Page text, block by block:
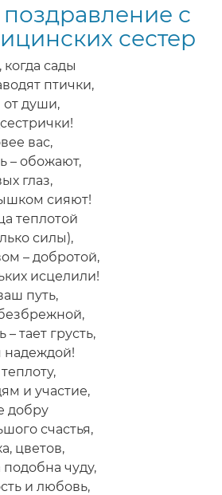
с
сестер
сады
птички,
души,
вас,
– обожают,
глаз,
сияют!
теплотой
силы),
– добротой,
исцелили!
путь,
тает грусть,
надеждой!
и участие,
добру
счастья,
цветов,
чуду,
и любовь,